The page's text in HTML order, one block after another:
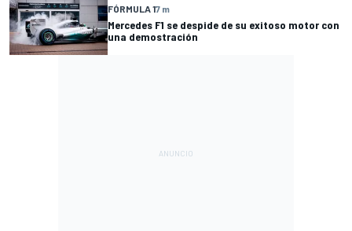
FÓRMULA 17 m
Mercedes F1 se despide de su exitoso motor con
una demostración